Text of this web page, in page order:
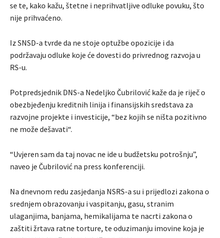
se te, kako kažu, štetne i neprihvatljive odluke povuku, što
nije prihvaćeno.
Iz SNSD-a tvrde da ne stoje optužbe opozicije i da
podržavaju odluke koje će dovesti do privrednog razvoja u
RS-u.
Potpredsjednik DNS-a Nedeljko Čubrilović kaže da je riječ o
obezbjeđenju kreditnih linija i finansijskih sredstava za
razvojne projekte i investicije, “bez kojih se ništa pozitivno
ne može dešavati“.
“Uvjeren sam da taj novac ne ide u budžetsku potrošnju”,
naveo je Čubrilović na press konferenciji.
Na dnevnom redu zasjedanja NSRS-a su i prijedlozi zakona o
srednjem obrazovanju i vaspitanju, gasu, stranim
ulaganjima, banjama, hemikalijama te nacrti zakona o
zaštiti žrtava ratne torture, te oduzimanju imovine koja je